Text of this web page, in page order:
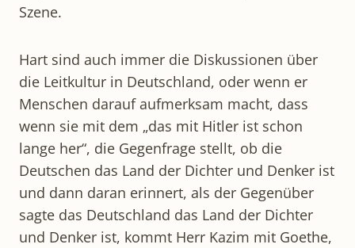
Szene.
Hart sind auch immer die Diskussionen über
die Leitkultur in Deutschland, oder wenn er
Menschen darauf aufmerksam macht, dass
wenn sie mit dem „das mit Hitler ist schon
lange her“, die Gegenfrage stellt, ob die
Deutschen das Land der Dichter und Denker ist
und dann daran erinnert, als der Gegenüber
sagte das Deutschland das Land der Dichter
und Denker ist, kommt Herr Kazim mit Goethe,